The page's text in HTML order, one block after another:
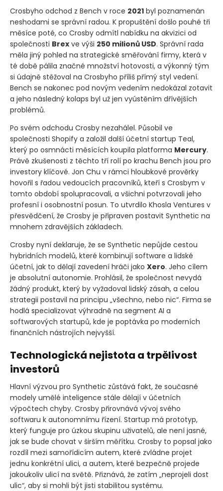
Crosbyho odchod z Bench v roce 2021 byl poznamenán
neshodami se správní radou. K propuštění došlo pouhé tři
měsíce poté, co Crosby odmítl nabídku na akvizici od
společnosti Brex ve výši 250 milionů USD. Správní rada
měla jiný pohled na strategické směřování firmy, která v
té době pálila značné množství hotovosti, a výkonný tým
si údajně stěžoval na Crosbyho příliš přímý styl vedení.
Bench se nakonec pod novým vedením nedokázal zotavit
a jeho následný kolaps byl už jen vyústěním dřívějších
problémů.
Po svém odchodu Crosby nezahálel. Působil ve
společnosti Shopify a založil další účetní startup Teal,
který po osmnácti měsících koupila platforma Mercury.
Právě zkušenosti z těchto tří rolí po krachu Bench jsou pro
investory klíčové. Jon Chu v rámci hloubkové prověrky
hovořil s řadou vedoucích pracovníků, kteří s Crosbym v
tomto období spolupracovali, a všichni potvrzovali jeho
profesní i osobnostní posun. To utvrdilo Khosla Ventures v
přesvědčení, že Crosby je připraven postavit Synthetic na
mnohem zdravějších základech.
Crosby nyní deklaruje, že se Synthetic nepůjde cestou
hybridních modelů, které kombinují software a lidské
účetní, jak to dělají zavedení hráči jako Xero. Jeho cílem
je absolutní autonomie. Prohlásil, že společnost nevydá
žádný produkt, který by vyžadoval lidský zásah, a celou
strategii postavil na principu „všechno, nebo nic“. Firma se
hodlá specializovat výhradně na segment AI a
softwarových startupů, kde je poptávka po moderních
finančních nástrojích nejvyšší.
Technologická nejistota a trpělivost
investorů
Hlavní výzvou pro Synthetic zůstává fakt, že současné
modely umělé inteligence stále dělají v účetních
výpočtech chyby. Crosby přirovnává vývoj svého
softwaru k autonomnímu řízení. Startup má prototyp,
který funguje pro úzkou skupinu uživatelů, ale není jasné,
jak se bude chovat v širším měřítku. Crosby to popsal jako
rozdíl mezi samořídicím autem, které zvládne projet
jednu konkrétní ulici, a autem, které bezpečně projede
jakoukoliv ulicí na světě. Přiznává, že zatím „neprojeli dost
ulic“, aby si mohli být jisti stabilitou systému.